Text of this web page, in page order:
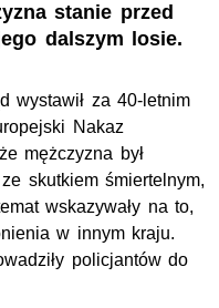
stanie przed
dalszym losie.
wystawił za 40-letnim
Nakaz
mężczyzna był
skutkiem śmiertelnym,
wskazywały na to,
w innym kraju.
policjantów do